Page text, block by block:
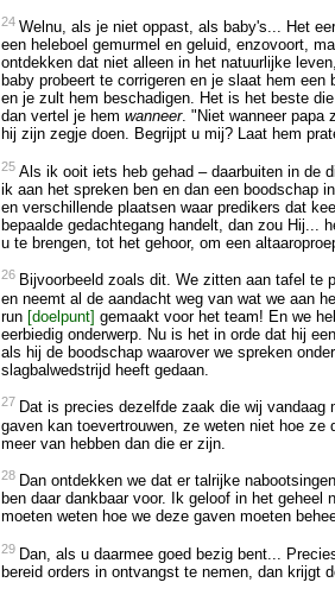
24 Welnu, als je niet oppast, als baby's... Het
een heleboel gemurmel en geluid, enzovoort,
ontdekken dat niet alleen in het natuurlijke
baby probeert te corrigeren en je slaat hem
en je zult hem beschadigen. Het is het beste
dan vertel je hem wanneer. "Niet wanneer papa
hij zijn zegje doen. Begrijpt u mij? Laat hem
25 Als ik ooit iets heb gehad – daarbuiten in de
ik aan het spreken ben en dan een boodschap
en verschillende plaatsen waar predikers dat
bepaalde gedachtegang handelt, dan zou Hij...
u te brengen, tot het gehoor, om een
26 Bijvoorbeeld zoals dit. We zitten aan tafel te
en neemt al de aandacht weg van wat we aan
run [doelpunt] gemaakt voor het team! En we
eerbiedig onderwerp. Nu is het in orde dat hij
als hij de boodschap waarover we spreken
slagbalwedstrijd heeft gedaan.
27 Dat is precies dezelfde zaak die wij
gaven kan toevertrouwen, ze weten niet hoe ze
meer van hebben dan die er zijn.
28 Dan ontdekken we dat er talrijke
ben daar dankbaar voor. Ik geloof in het
moeten weten hoe we deze gaven moeten
29 Dan, als u daarmee goed bezig bent...
bereid orders in ontvangst te nemen, dan krijgt